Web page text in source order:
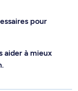
pour
aider à mieux